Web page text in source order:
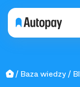
Baza wiedzy